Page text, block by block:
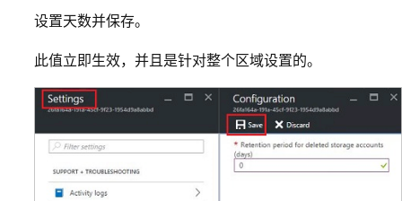
设置天数并保存。
此值立即生效，并且是针对整个区域设置的。